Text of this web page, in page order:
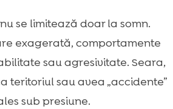
se limitează doar la somn.
exagerată, comportamente
sau agresivitate. Seara,
teritoriul sau avea „accidente”
sub presiune.